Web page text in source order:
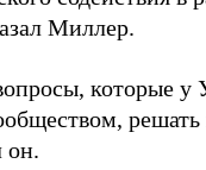
Миллер.
которые у
он.